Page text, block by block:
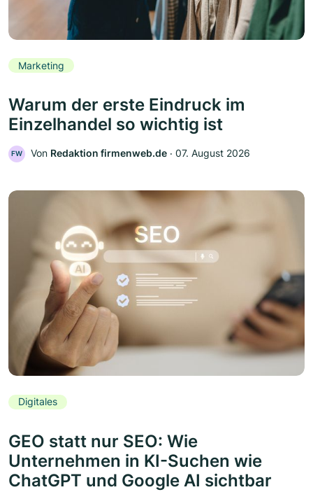
Marketing
Warum der erste Eindruck im
Einzelhandel so wichtig ist
FW Von Redaktion firmenweb.de ‧ 07. August 2026
Digitales
GEO statt nur SEO: Wie
Unternehmen in KI-Suchen wie
ChatGPT und Google AI sichtbar